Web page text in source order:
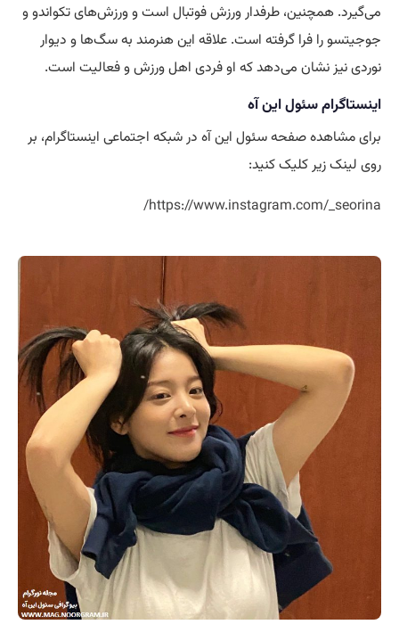
می‌گیرد. همچنین، طرفدار ورزش فوتبال است و ورزش‌های تکواندو و
جوجیتسو را فرا گرفته است. علاقه این هنرمند به سگ‌ها و دیوار
نوردی نیز نشان می‌دهد که او فردی اهل ورزش و فعالیت است.
اینستاگرام سئول این آه
برای مشاهده صفحه سئول این آه در شبکه اجتماعی اینستاگرام، بر
روی لینک زیر کلیک کنید:
https://www.instagram.com/_seorina/